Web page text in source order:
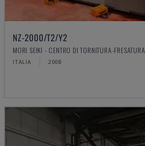
NZ-2000/T2/Y2
MORI SEIKI - CENTRO DI TORNITURA-FRESATURA
ITALIA 2008